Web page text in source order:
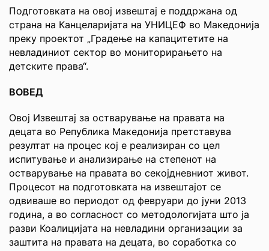
Подготовката на овој извештај е поддржана од
страна на Канцеларијата на УНИЦЕФ во Македонија
преку проектот „Градење на капацитетите на
невладиниот сектор во мониторирањето на
детските права“.
ВОВЕД
Овој Извештај за остварување на правата на
децата во Република Македонија претставува
резултат на процес кој е реализиран со цел
испитување и анализирање на степенот на
остварување на правата во секојдневниот живот.
Процесот на подготовката на извештајот се
одвиваше во периодот од февруари до јуни 2013
година, а во согласност со методологијата што ја
разви Коалицијата на невладини организации за
заштита на правата на децата, во соработка со